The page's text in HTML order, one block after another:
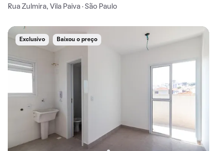
Rua Zulmira, Vila Paiva · São Paulo
Exclusivo Baixou o preço